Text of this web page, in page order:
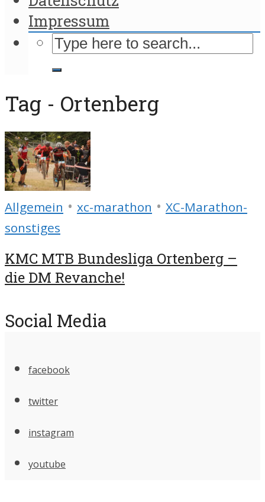
Impressum
Tag - Ortenberg
Allgemein • xc-marathon • XC-Marathon-
sonstiges
KMC MTB Bundesliga Ortenberg –
die DM Revanche!
Social Media
facebook
twitter
instagram
youtube